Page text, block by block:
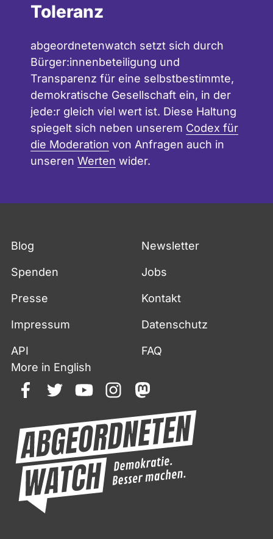
Toleranz
abgeordnetenwatch setzt sich durch
Bürger:innenbeteiligung und
Transparenz für eine selbstbestimmte,
demokratische Gesellschaft ein, in der
jede:r gleich viel wert ist. Diese Haltung
spiegelt sich neben unserem Codex für
die Moderation von Anfragen auch in
unseren Werten wider.
Fußzeile
Blog Newsletter
Spenden Jobs
Presse Kontakt
Impressum Datenschutz
API
FAQ
More in English
facebooktwitteryoutubeinstagrammastodon